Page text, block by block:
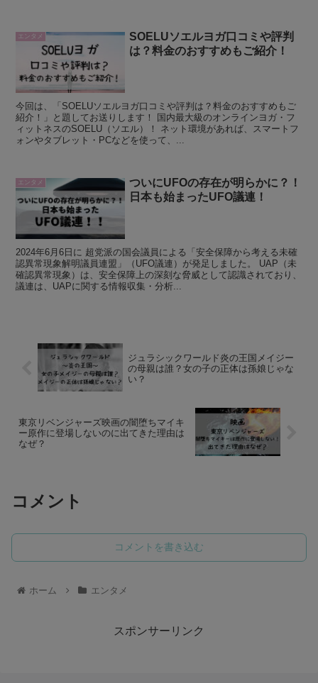
エンタメ
SOELUソエルヨガ口コミや評判
は？料金のおすすめもご紹介！
今回は、「SOELUソエルヨガ口コミや評判は？料金のおすすめもご
紹介！」と題してお送りします！ 国内最大級のオンラインヨガ・フ
ィットネスのSOELU（ソエル）！ ネット環境があれば、スマートフ
ォンやタブレット・PCなどを使って、...
エンタメ
ついにUFOの存在が明らかに？！
日本も始まったUFO議連！
2024年6月6日に 超党派の国会議員による「安全保障から考える未確
認異常現象解明議員連盟」（UFO議連）が発足しました。 UAP（未
確認異常現象）は、安全保障上の深刻な脅威として認識されており、
議連は、UAPに関する情報収集・分析...
ジュラシックワールド炎の王国メイジー
の母親は誰？女の子の正体は孫娘じゃな
い？
東京リベンジャーズ映画の闇堕ちマイキ
ー原作に登場しないのに出てきた理由は
なぜ？
コメント
コメントを書き込む
ホーム エンタメ
スポンサーリンク